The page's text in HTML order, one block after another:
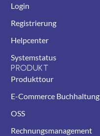
Login
Registrierung
Helpcenter
Systemstatus
PRODUKT
Produkttour
E-Commerce Buchhaltung
OSS
Rechnungsmanagement